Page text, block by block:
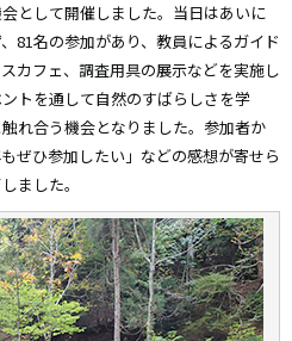
として開催しました。当日はあいに
81名の参加があり、教員によるガイド
カフェ、調査用具の展示などを実施し
トを通して自然のすばらしさを学
れ合う機会となりました。参加者か
ぜひ参加したい」などの感想が寄せら
ました。